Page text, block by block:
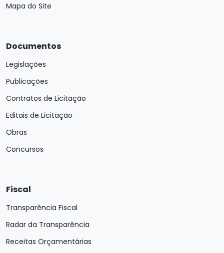
Mapa do Site
Documentos
Legislações
Publicações
Contratos de Licitação
Editais de Licitação
Obras
Concursos
Fiscal
Transparência Fiscal
Radar da Transparência
Receitas Orçamentárias